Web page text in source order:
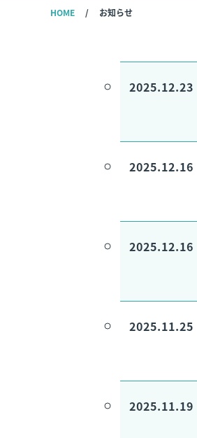
HOME お知らせ
2025.12.23
2025.12.16
2025.12.16
2025.11.25
2025.11.19